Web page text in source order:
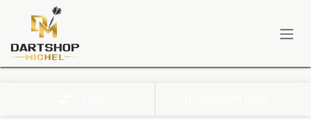
Zum Inhalt springen